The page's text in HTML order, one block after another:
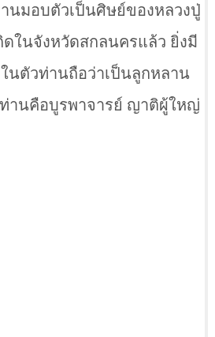
นมอบตัวเป็นศิษย์ของหลวงปู่
ดในจังหวัดสกลนครแล้ว ยิ่งมี
นตัวท่านถือว่าเป็นลูกหลาน
านคือบูรพาจารย์ ญาติผู้ใหญ่